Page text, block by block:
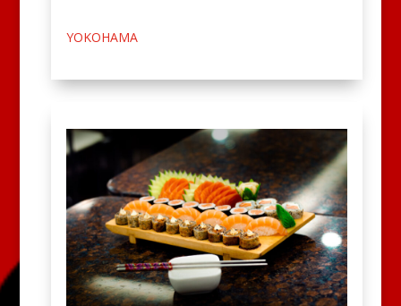
YOKOHAMA